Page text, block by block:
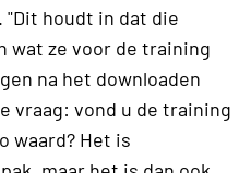
"Dit houdt in dat die
wat ze voor de training
na het downloaden
vraag: vond u de training
waard? Het is